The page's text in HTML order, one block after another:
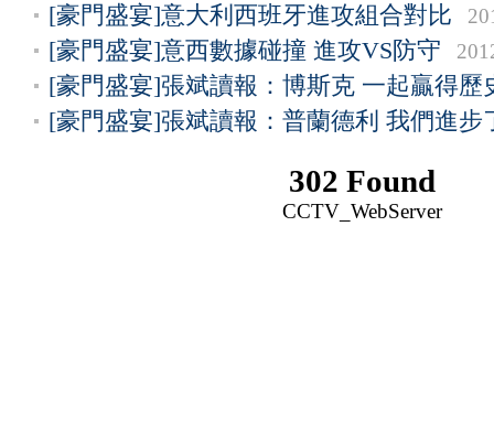
[豪門盛宴]意大利西班牙進攻組合對比
[豪門盛宴]意西數據碰撞 進攻VS防守
[豪門盛宴]張斌讀報：博斯克 一起贏得歷
[豪門盛宴]張斌讀報：普蘭德利 我們進步
302 Found
CCTV_WebServer